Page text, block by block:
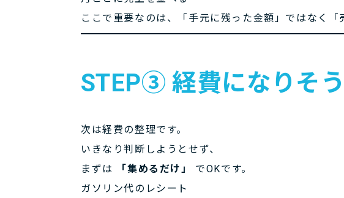
ここで重要なのは、「手元に残った金額」ではなく「
STEP③ 経費になりそ
次は経費の整理です。
いきなり判断しようとせず、
まずは
「集めるだけ」
でOKです。
ガソリン代のレシート